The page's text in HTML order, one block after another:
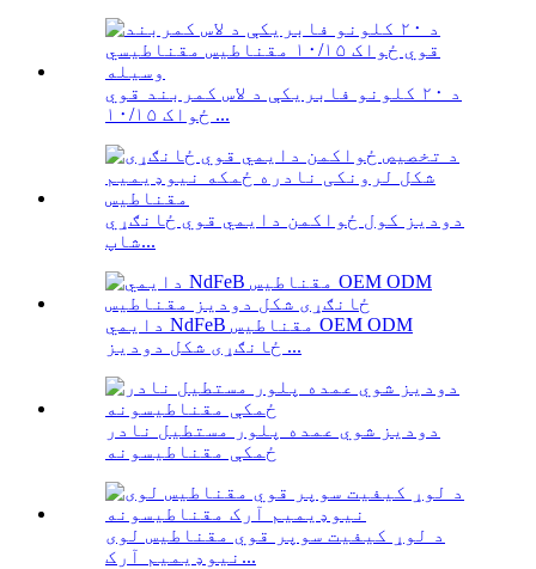
د ۲۰ کلونو فابریکې د لاس کمربند قوي
ځواک ۱۰/۱۵ ...
دودیز کول ځواکمن دایمي قوي ځانګړي
شاپ...
دایمي NdFeB مقناطیس OEM ODM
ځانګړی شکل دودیز ...
دودیز شوي عمده پلور مستطیل نادر
ځمکې مقناطیسونه
د لوړ کیفیت سوپر قوي مقناطیس لوی
نیوډیمیم آرک...